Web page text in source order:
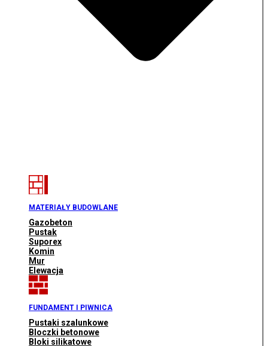
MATERIAŁY BUDOWLANE
Gazobeton
Pustak
Suporex
Komin
Mur
Elewacja
FUNDAMENT I PIWNICA
Pustaki szalunkowe
Bloczki betonowe
Bloki silikatowe